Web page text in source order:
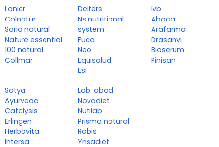
Lanier
Colnatur
Soria natural
Nature essential
100 natural
Collmar
Deiters
Ns nutritional
system
Fuca
Neo
Equisalud
Esi
Ivb
Aboca
Arafarma
Drasanvi
Bioserum
Pinisan
Sotya
Ayurveda
Catalysis
Erlingen
Herbovita
Intersa
Lab. abad
Novadiet
Nutilab
Prisma natural
Robis
Ynsadiet